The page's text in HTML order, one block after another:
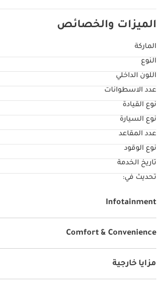
الميزات والخصائص
الماركة
النوع
اللون الداخلي
عدد الاسطوانات
نوع القيادة
نوع السيارة
عدد المقاعد
نوع الوقود
تاريخ الخدمة
تحديث في:
Infotainment
Comfort & Convenience
مزايا خارجية